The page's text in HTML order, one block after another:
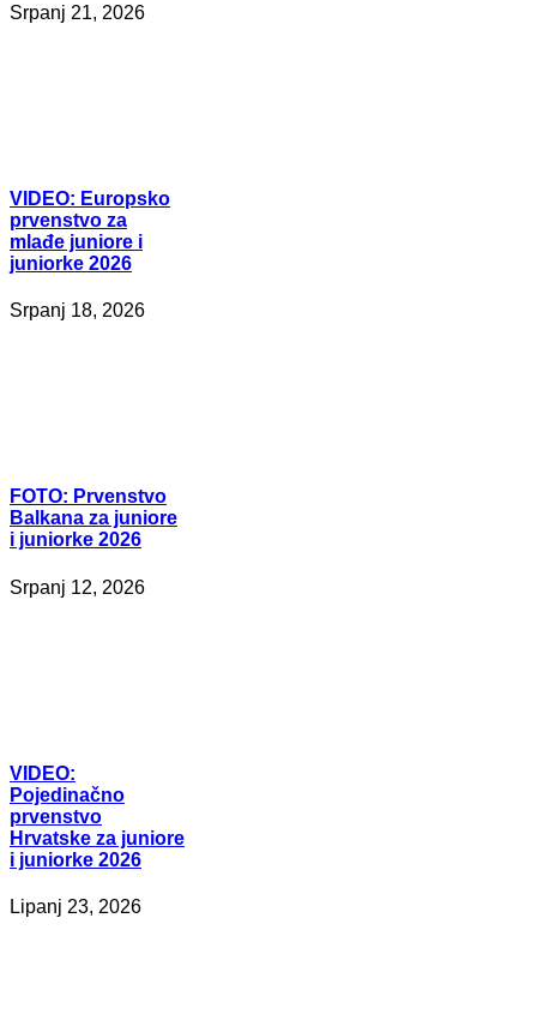
Srpanj 21, 2026
VIDEO: Europsko
prvenstvo za
mlađe juniore i
juniorke 2026
Srpanj 18, 2026
FOTO: Prvenstvo
Balkana za juniore
i juniorke 2026
Srpanj 12, 2026
VIDEO:
Pojedinačno
prvenstvo
Hrvatske za juniore
i juniorke 2026
Lipanj 23, 2026